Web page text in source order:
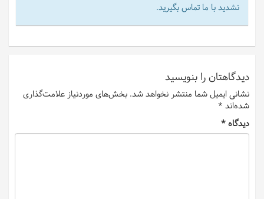
نشدید با ما تماس بگیرید.
دیدگاهتان را بنویسید
نشانی ایمیل شما منتشر نخواهد شد. بخش‌های موردنیاز علامت‌گذاری
شده‌اند *
دیدگاه*